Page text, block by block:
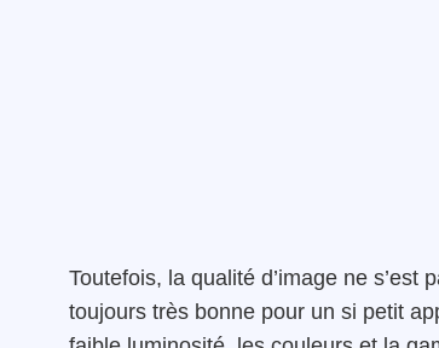
Toutefois, la qualité d’image ne
toujours très bonne pour un si petit